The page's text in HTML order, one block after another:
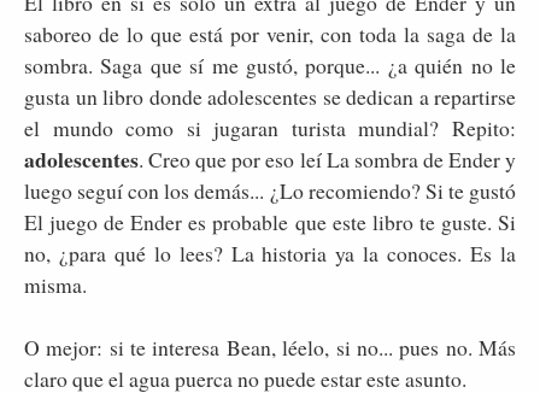
saboreo de lo que está por venir, con toda la saga de la
sombra. Saga que sí me gustó, porque... ¿a quién no le
gusta un libro donde adolescentes se dedican a repartirse
el mundo como si jugaran turista mundial? Repito:
adolescentes. Creo que por eso leí La sombra de Ender y
luego seguí con los demás... ¿Lo recomiendo? Si te gustó
El juego de Ender es probable que este libro te guste. Si
no, ¿para qué lo lees? La historia ya la conoces. Es la
misma.
O mejor: si te interesa Bean, léelo, si no... pues no. Más
claro que el agua puerca no puede estar este asunto.